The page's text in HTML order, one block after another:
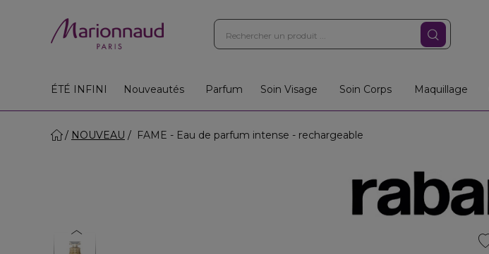
ÉTÉ INFINI Nouveautés Parfum Soin Visage Soin Corps Maquillage
NOUVEAU FAME - Eau de parfum intense - rechargeable